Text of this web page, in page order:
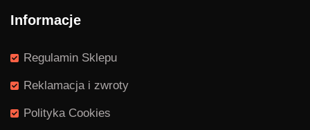
Informacje
Regulamin Sklepu
Reklamacja i zwroty
Polityka Cookies